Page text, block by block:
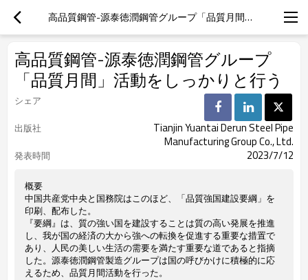
高品質鋼管-源泰徳潤鋼管グループ「品質月間」活動をしっかりと行う
高品質鋼管-源泰徳潤鋼管グループ
「品質月間」活動をしっかりと行う
シェア
出版社
Tianjin Yuantai Derun Steel Pipe
Manufacturing Group Co., Ltd.
発表時間 2023/7/12
概要
中国共産党中央と国務院はこのほど、「品質強国建設要綱」を
印刷、配布した。
『要綱』は、質の強い国を建設することは質の高い発展を推進
し、我が国の経済の大から強への転換を促進する重要な措置で
あり、人民の美しい生活の需要を満たす重要な道であると指摘
した。源泰徳潤鋼管製造グループは国の呼びかけに積極的に応
えるため、品質月間活動を行った。